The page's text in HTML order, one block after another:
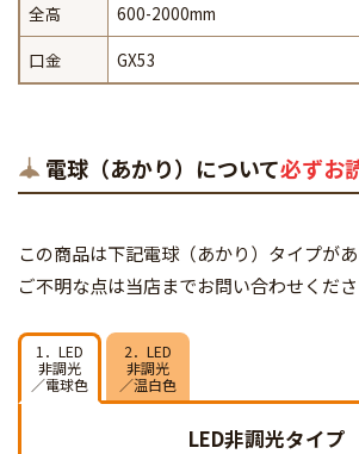
全高
600-2000mm
口金
GX53
電球（あかり）について必ずお
この商品は下記電球（あかり）タイプがあ
ご不明な点は当店までお問い合わせくださ
1．LED
非調光
／電球色
2．LED
非調光
／温白色
LED非調光タイプ